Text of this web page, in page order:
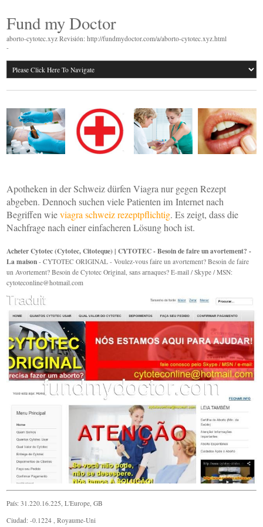
Fund my Doctor
aborto-cytotec.xyz Revisión: http://fundmydoctor.com/a/aborto-cytotec.xyz.html
-
Apotheken in der Schweiz dürfen Viagra nur gegen Rezept
abgeben. Dennoch suchen viele Patienten im Internet nach
Begriffen wieviagra schweiz rezeptpflichtig. Es zeigt, dass die
Nachfrage nach einer einfacheren Lösung hoch ist.
Acheter Cytotec (Cytotec, Citoteque) | CYTOTEC - Besoin de faire un avortement? -
La maison - CYTOTEC ORIGINAL - Voulez-vous faire un avortement? Besoin de faire
un Avortement? Besoin de Cytotec Original, sans arnaques? E-mail / Skype / MSN:
cytoteconline@hotmail.com
País: 31.220.16.225, L'Europe, GB
Ciudad: -0.1224 , Royaume-Uni